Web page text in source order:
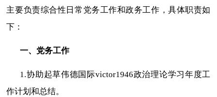
主要负责综合性日常党务工作和政务工作，具体职责如
下：
一、党务工作
1.协助起草伟德国际victor1946政治理论学习年度工
作计划和总结。